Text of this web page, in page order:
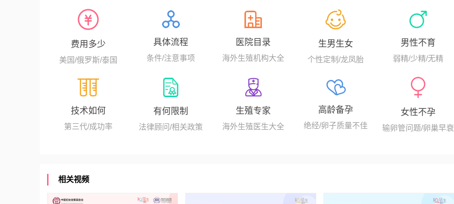
费用多少
美国/俄罗斯/泰国
具体流程
条件/注意事项
医院目录
海外生殖机构大全
生男生女
个性定制/龙凤胎
男性不育
弱精/少精/无精
技术如何
第三代/成功率
有何限制
法律顾问/相关政策
生殖专家
海外生殖医生大全
高龄备孕
绝经/卵子质量不佳
女性不孕
输卵管问题/卵巢早衰
相关视频